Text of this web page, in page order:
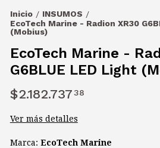
Inicio / INSUMOS /
EcoTech Marine - Radion XR30
(Mobius)
EcoTech Marine -
G6BLUE LED Light
$2.182.73738
Ver más detalles
Marca: EcoTech Marine